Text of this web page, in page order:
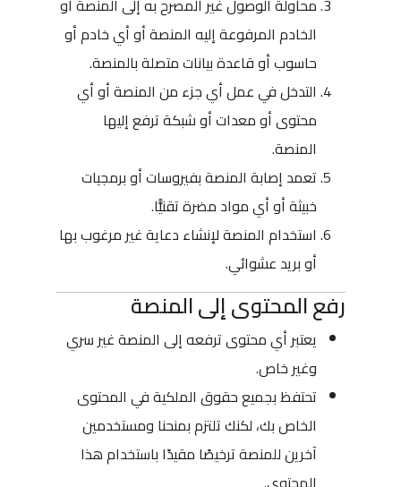
محاولة الوصول غير المصرح به إلى المنصة أو
الخادم المرفوعة إليه المنصة أو أي خادم أو
حاسوب أو قاعدة بيانات متصلة بالمنصة.
التدخل في عمل أي جزء من المنصة أو أي
محتوى أو معدات أو شبكة ترفع إليها
المنصة.
تعمد إصابة المنصة بفيروسات أو برمجيات
خبيثة أو أي مواد مضرة تقنيًّا.
استخدام المنصة لإنشاء دعاية غير مرغوب بها
أو بريد عشوائي.
رفع المحتوى إلى المنصة
يعتبر أي محتوى ترفعه إلى المنصة غير سري
وغير خاص.
تحتفظ بجميع حقوق الملكية في المحتوى
الخاص بك، لكنك تلتزم بمنحنا ومستخدمين
آخرين للمنصة ترخيصًا مقيدًا باستخدام هذا